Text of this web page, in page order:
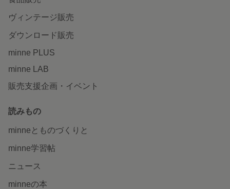
ヴィンテージ販売
ダウンロード販売
minne PLUS
minne LAB
販売支援企画・イベント
読みもの
minneとものづくりと
minne学習帖
ニュース
minneの本